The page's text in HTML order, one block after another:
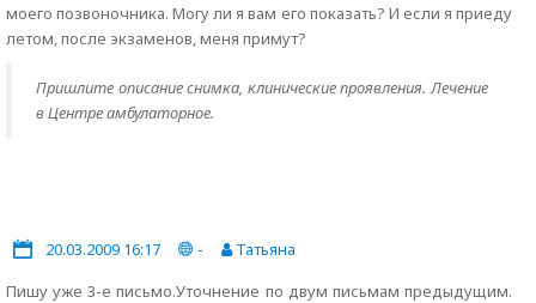
моего позвоночника. Могу ли я вам его показать? И если я приеду
летом, после экзаменов, меня примут?
Пришлите описание снимка, клинические проявления. Лечение
в Центре амбулаторное.
20.03.2009 16:17 -
Татьяна
Пишу уже 3-е письмо.Уточнение по двум письмам предыдущим.